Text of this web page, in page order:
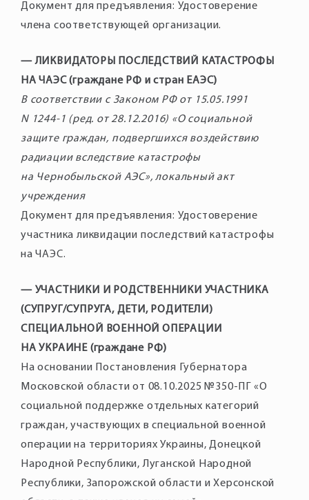
Документ для предъявления: Удостоверение
члена соответствующей организации.
— ЛИКВИДАТОРЫ ПОСЛЕДСТВИЙ КАТАСТРОФЫ
НА ЧАЭС (граждане РФ и стран ЕАЭС)
В соответствии с Законом РФ от 15.05.1991
N 1244-1 (ред. от 28.12.2016) «О социальной
защите граждан, подвергшихся воздействию
радиации вследствие катастрофы
на Чернобыльской АЭС», локальный акт
учреждения
Документ для предъявления: Удостоверение
участника ликвидации последствий катастрофы
на ЧАЭС.
— УЧАСТНИКИ И РОДСТВЕННИКИ УЧАСТНИКА
(СУПРУГ/СУПРУГА, ДЕТИ, РОДИТЕЛИ)
СПЕЦИАЛЬНОЙ ВОЕННОЙ ОПЕРАЦИИ
НА УКРАИНЕ (граждане РФ)
На основании Постановления Губернатора
Московской области от 08.10.2025 №350-ПГ «О
социальной поддержке отдельных категорий
граждан, участвующих в специальной военной
операции на территориях Украины, Донецкой
Народной Республики, Луганской Народной
Республики, Запорожской области и Херсонской